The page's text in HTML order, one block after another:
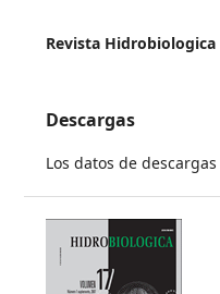
Revista Hidrobiologica
Descargas
Los datos de